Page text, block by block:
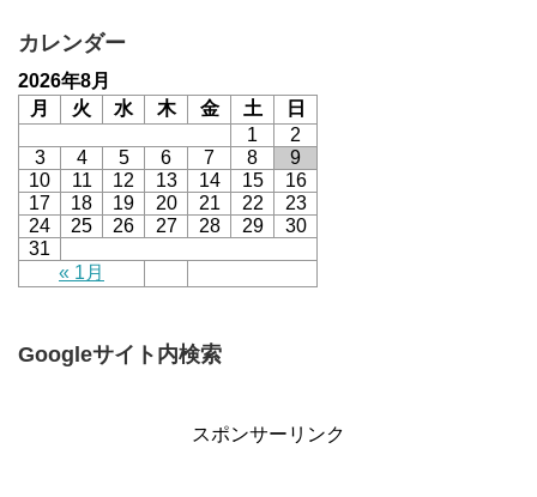
カレンダー
2026年8月
月
火 水 木 金 土 日
« 1月
1
2
3
4 5 6 7 8
9
10
11 12 13 14 15
16
17
18 19 20 21 22
23
24
25 26 27 28 29
30
31
Googleサイト内検索
スポンサーリンク